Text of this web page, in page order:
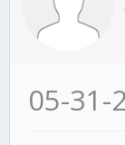
05-31-